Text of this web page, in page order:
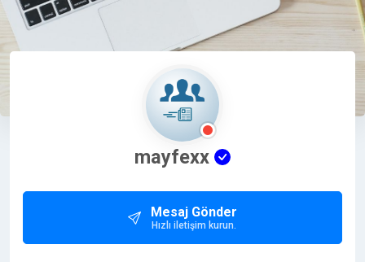
mayfexx
Mesaj Gönder
Hızlı iletişim kurun.